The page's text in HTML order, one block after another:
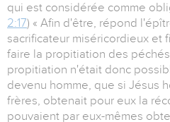
qui est considérée comme
2:17) « Afin d'être, répond
sacrificateur miséricordieux et
faire la propitiation des
propitiation n'était donc
devenu homme, que si Jésus
frères, obtenait pour eux la
pouvaient par eux-mêmes